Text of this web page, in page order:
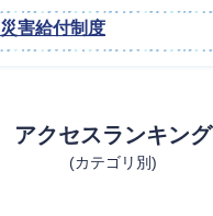
災害給付制度
アクセスランキング
(カテゴリ別)